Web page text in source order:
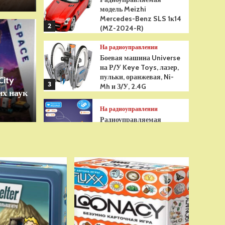
Гуджитсу
Паук Водная
наук
2
модель Meizhi
Mercedes-Benz SLS 1к14
(MZ-2024-R)
3
На радиоуправлении
Боевая машина Universe
на Р/У Keye Toys, лазер,
пульки, оранжевая, Ni-
Mh и З/У, 2.4G
На радиоуправлении
Радиоуправляемая
На радиоуправлении
Р/У танк Taigen 1/16
Panzerkampfwagen III
(Германия) HC (для ИК
танкового боя) V3 2.4G
RTR, TG3848-1HC-IR3.0